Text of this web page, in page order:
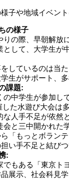
子や地域イベント
の様子
りの際、早朝解放
として、大学生が
しているのは当
生がサポート、
課題:
の中学生が参加し
した水遊び大会は
な人手不足が依然
会と三中開かれた
「もっとボラン
い手不足と結び
:
でもある「東京ト
品展示、社会科見